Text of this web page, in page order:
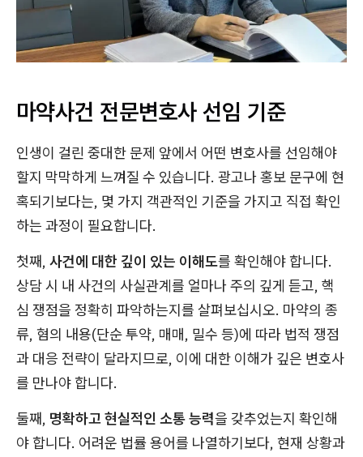
마약사건 전문변호사 선임 기준
인생이 걸린 중대한 문제 앞에서 어떤 변호사를 선임해야
할지 막막하게 느껴질 수 있습니다. 광고나 홍보 문구에 현
혹되기보다는, 몇 가지 객관적인 기준을 가지고 직접 확인
하는 과정이 필요합니다.
첫째, 사건에 대한 깊이 있는 이해도를 확인해야 합니다.
상담 시 내 사건의 사실관계를 얼마나 주의 깊게 듣고, 핵
심 쟁점을 정확히 파악하는지를 살펴보십시오. 마약의 종
류, 혐의 내용(단순 투약, 매매, 밀수 등)에 따라 법적 쟁점
과 대응 전략이 달라지므로, 이에 대한 이해가 깊은 변호사
를 만나야 합니다.
둘째, 명확하고 현실적인 소통 능력을 갖추었는지 확인해
야 합니다. 어려운 법률 용어를 나열하기보다, 현재 상황과